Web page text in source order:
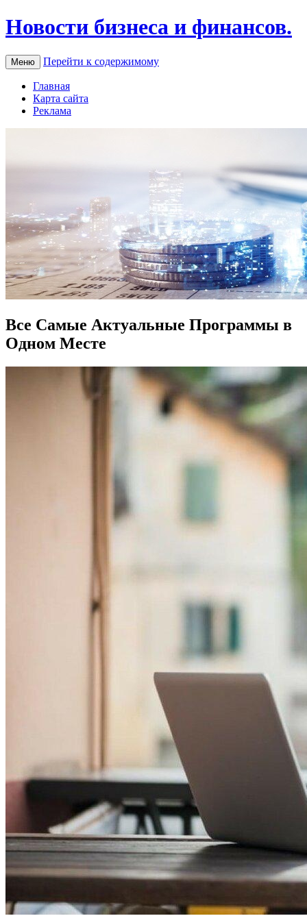
Новости бизнеса и финансов.
Меню Перейти к содержимому
Главная
Карта сайта
Реклама
Все Самые Актуальные Программы в
Одном Месте